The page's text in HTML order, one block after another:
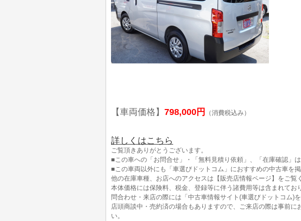
【車両価格】 798,000円 （消費税込み）
詳しくはこちら
ご覧頂きありがとうございます。
■この車への「お問合せ」・「無料見積り依頼」、「在庫確認」
■この車両以外にも「車選びドットコム」におすすめの中古車を掲
他の在庫車種、お店へのアクセスは【販売店情報ページ】をご覧
本体価格には保険料、税金、登録等に伴う諸費用等は含まれてお
問合わせ・来店の際には「中古車情報サイト(車選びドットコム)
店頭商談中・売約済の場合もありますので、ご来店の際は事前に
い。